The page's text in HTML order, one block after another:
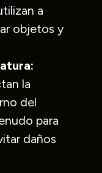
a
objetos y
la
del
para
daños